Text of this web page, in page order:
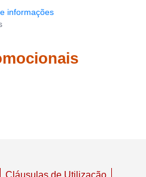
formulários
informações
Cláusulas de Utilização